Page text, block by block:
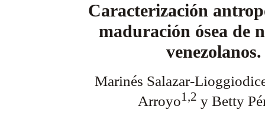
Caracterización
maduración ósea de
Marinés Salazar-
Arroyo1,2 y Betty